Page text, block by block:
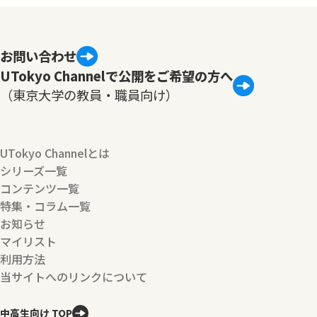
お問い合わせ
UTokyo Channelで公開をご希望の方へ
（東京大学の教員・職員向け）
UTokyo Channelとは
シリーズ一覧
コンテンツ一覧
特集・コラム一覧
お知らせ
マイリスト
利用方法
当サイトへのリンクについて
中高生向け TOP